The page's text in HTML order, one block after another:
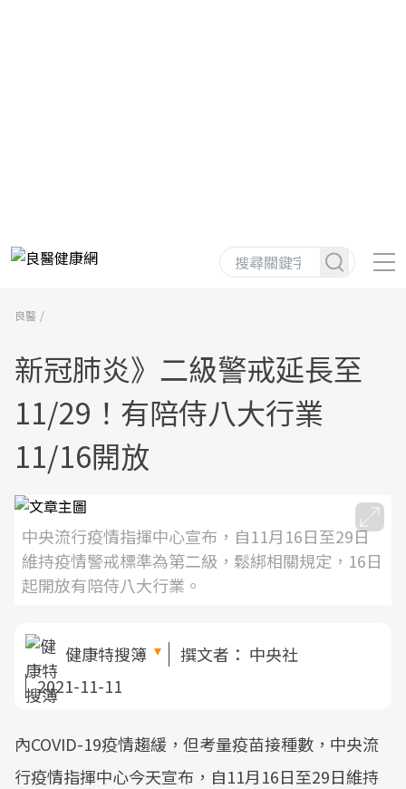
良醫
新冠肺炎》二級警戒延長至
11/29！有陪侍八大行業
11/16開放
中央流行疫情指揮中心宣布，自11月16日至29日
維持疫情警戒標準為第二級，鬆綁相關規定，16日
起開放有陪侍八大行業。
健康特搜簿 撰文者： 中央社
2021-11-11
內COVID-19疫情趨緩，但考量疫苗接種數，中央流
行疫情指揮中心今天宣布，自11月16日至29日維持